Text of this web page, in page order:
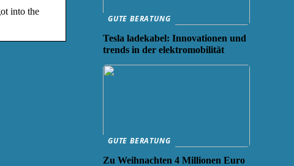
into the
GUTE BERATUNG
Tesla ladekabel: Innovationen und
trends in der elektromobilität
GUTE BERATUNG
Zu Weihnachten 4 Millionen Euro